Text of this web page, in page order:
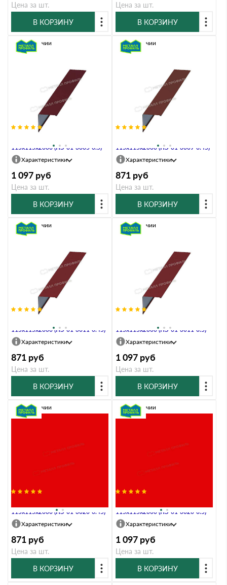
Цена за шт.
В КОРЗИНУ
Цена за шт.
В КОРЗИНУ
115х115х2000 (ПЭ-01-3005-0.5)
В наличии
Характеристики
1 097 руб
Цена за шт.
В КОРЗИНУ
115х115х2000 (ПЭ-01-3009-0.45)
В наличии
Характеристики
871 руб
Цена за шт.
В КОРЗИНУ
115х115х2000 (ПЭ-01-3011-0.45)
В наличии
Характеристики
871 руб
Цена за шт.
В КОРЗИНУ
115х115х2000 (ПЭ-01-3011-0.5)
В наличии
Характеристики
1 097 руб
Цена за шт.
В КОРЗИНУ
115х115х2000 (ПЭ-01-3020-0.45)
В наличии
Характеристики
871 руб
Цена за шт.
В КОРЗИНУ
115х115х2000 (ПЭ-01-3020-0.5)
В наличии
Характеристики
1 097 руб
Цена за шт.
В КОРЗИНУ